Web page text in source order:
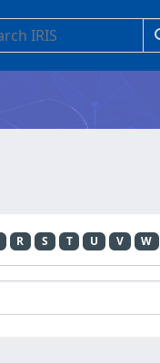
R S T U V W